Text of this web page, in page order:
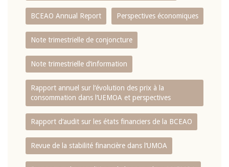
BCEAO Annual Report Perspectives économiques
Note trimestrielle de conjoncture
Note trimestrielle d‘information
Rapport annuel sur l‘évolution des prix à la
consommation dans l‘UEMOA et perspectives
Rapport d‘audit sur les états financiers de la BCEAO
Revue de la stabilité financière dans l‘UMOA